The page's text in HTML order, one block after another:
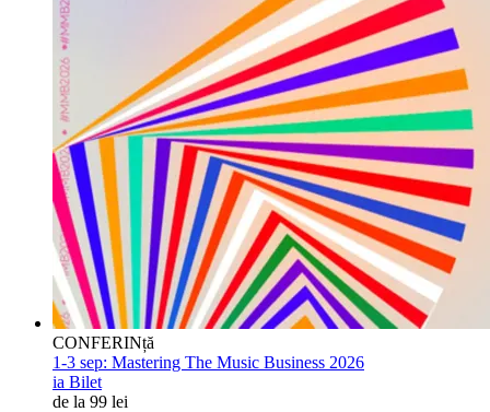
CONFERINță
1-3 sep: Mastering The Music Business 2026
ia Bilet
de la 99 lei